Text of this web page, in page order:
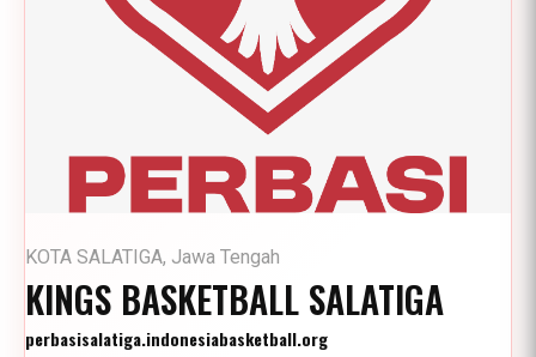
KOTA SALATIGA, Jawa Tengah
KINGS BASKETBALL SALATIGA
perbasisalatiga.indonesiabasketball.org